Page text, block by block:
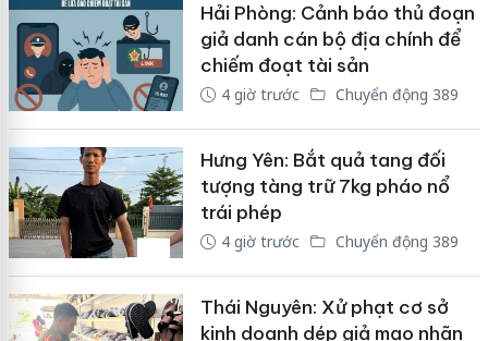
Hải Phòng: Cảnh báo thủ đoạn
giả danh cán bộ địa chính để
chiếm đoạt tài sản
4 giờ trước Chuyển động 389
Hưng Yên: Bắt quả tang đối
tượng tàng trữ 7kg pháo nổ
trái phép
4 giờ trước Chuyển động 389
Thái Nguyên: Xử phạt cơ sở
kinh doanh dép giả mạo nhãn